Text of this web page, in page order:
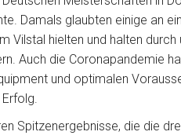
Damals glaubten einige an
Vilstal hielten und halten
Auch die Coronapandemie
und optimalen
Spitzenergebnisse, die die